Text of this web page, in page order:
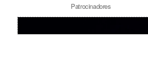
Patrocinadores